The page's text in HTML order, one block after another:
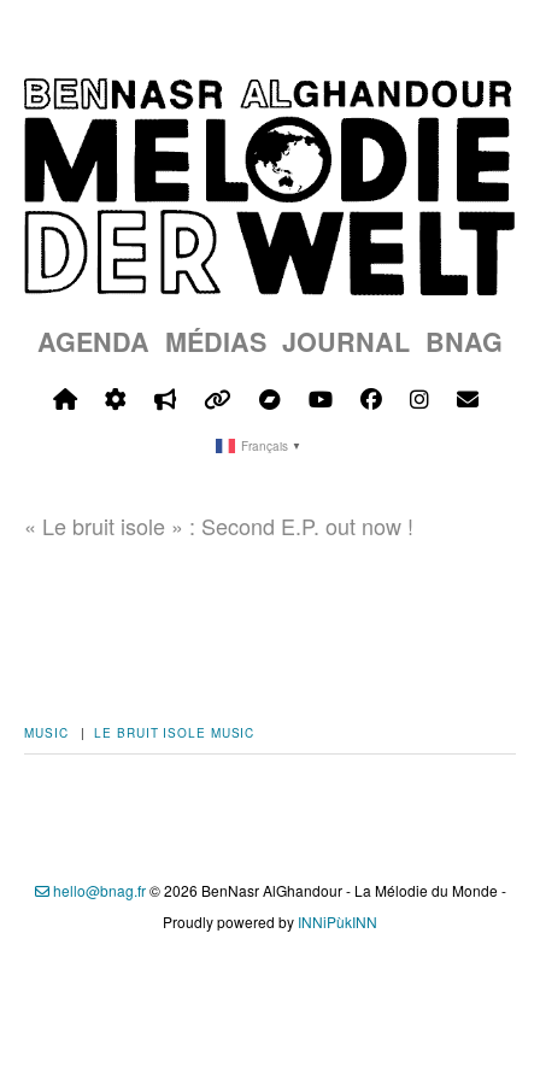
AGENDA MÉDIAS JOURNAL BNAG
Français ▼
« Le bruit isole » : Second E.P. out now !
MUSIC |LE BRUIT ISOLE MUSIC
hello@bnag.fr© 2026 BenNasr AlGhandour - La Mélodie du Monde -
Proudly powered by INNiPùkINN